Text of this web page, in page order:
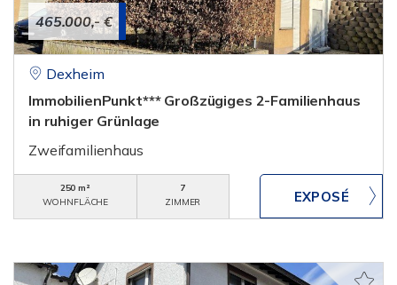
465.000,- €
Dexheim
ImmobilienPunkt*** Großzügiges 2-Familienhaus
in ruhiger Grünlage
Zweifamilienhaus
250 m²
WOHNFLÄCHE
7
ZIMMER